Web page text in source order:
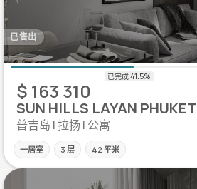
已售出
$ 163 310
SUN HILLS LAYAN PHUKET
普吉岛 | 拉扬 | 公寓
一居室 3 层 42 平米